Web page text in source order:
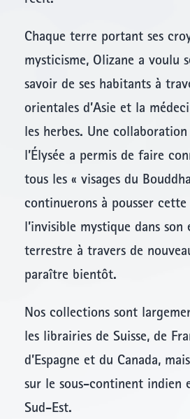
Chaque terre portant ses
mysticisme, Olizane a voulu
savoir de ses habitants à
orientales d’Asie et la
les herbes. Une
l’Élysée a permis de faire
tous les « visages du
continuerons à pousser
l’invisible mystique dans son
terrestre à travers de
paraître bientôt.
Nos collections sont
les librairies de Suisse, de
d’Espagne et du Canada,
sur le sous-continent indien
Sud-Est.